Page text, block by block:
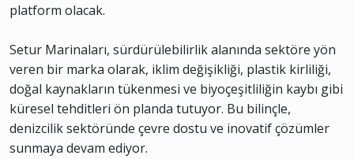
platform olacak.
Setur Marinaları, sürdürülebilirlik alanında sektöre yön
veren bir marka olarak, iklim değişikliği, plastik kirliliği,
doğal kaynakların tükenmesi ve biyoçeşitliliğin kaybı gibi
küresel tehditleri ön planda tutuyor. Bu bilinçle,
denizcilik sektöründe çevre dostu ve inovatif çözümler
sunmaya devam ediyor.